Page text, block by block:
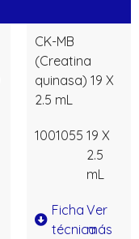
CK-MB
(Creatina
quinasa) 19 X
2.5 mL
1001055 19 X
2.5
mL
Ficha
técnica
Ver
más